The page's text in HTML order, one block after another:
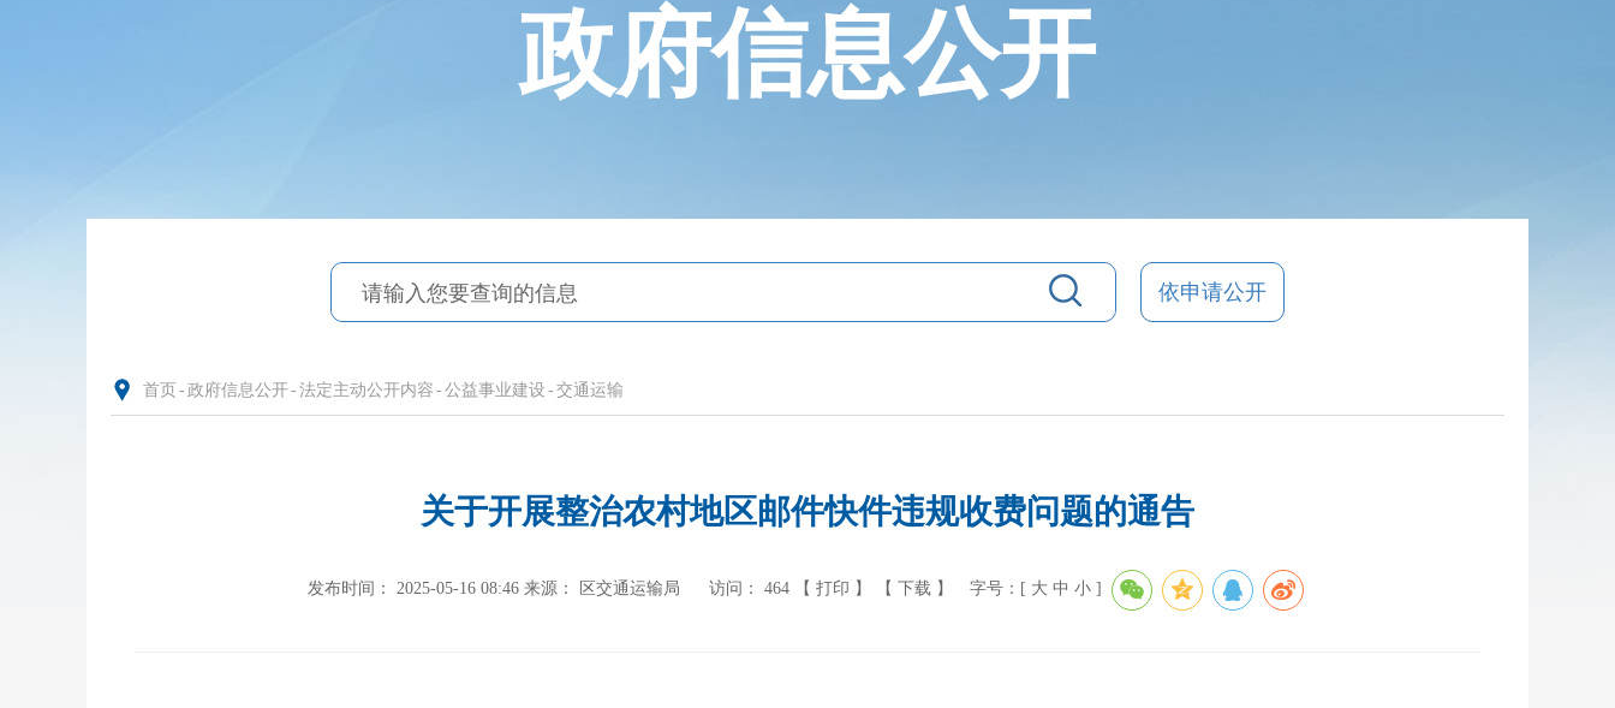
政府信息公开
依申请公开
首页 - 政府信息公开- 法定主动公开内容 - 公益事业建设 - 交通运输
关于开展整治农村地区邮件快件违规收费问题的通告
发布时间： 2025-05-16 08:46 来源： 区交通运输局 访问： 464 【 打印 】 【 下载 】 字号：[ 大 中 小]